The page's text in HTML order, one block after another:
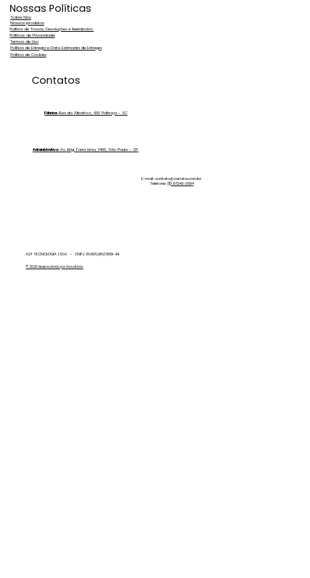
Água Desmineralizada x Água
Produção?
A2T TECNOLOGIA LTDA - CNPJ 36.806.286/0001-44
© 2026 desenvolvido por Inovatório
Nossas Políticas
Nossos produtos
Sobre Nós
Política de Trocas, Devoluções e Reembolso.
Políticas de Privacidade
Política de Entrega e Data Estimada de Entrega
Política de Cookies
Termos de Uso
Contatos
Fábrica:Rua do Albatroz, 430. Palhoça - SC
Administrativo:Av. Brig. Faria Lima, 3400, São Paulo - SP.
E-mail:contato@zeroka.com.br
Telefone: (11) 97243-3694